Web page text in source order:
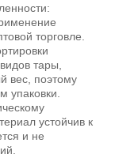
торговле.
тары,
вес, поэтому
устойчив к
и не